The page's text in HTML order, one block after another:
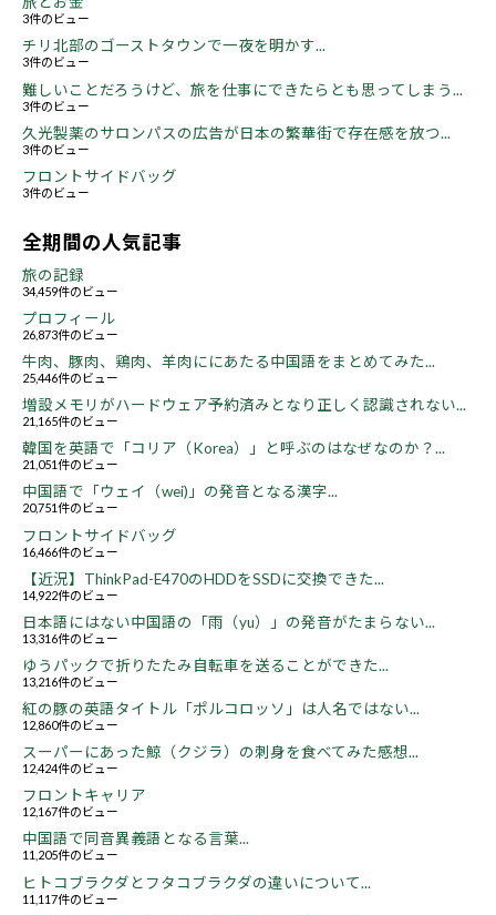
3件のビュー
チリ北部のゴーストタウンで一夜を明かす...
3件のビュー
難しいことだろうけど、旅を仕事にできたらとも思ってしまう...
3件のビュー
久光製薬のサロンパスの広告が日本の繁華街で存在感を放つ...
3件のビュー
フロントサイドバッグ
3件のビュー
全期間の人気記事
旅の記録
34,459件のビュー
プロフィール
26,873件のビュー
牛肉、豚肉、鶏肉、羊肉ににあたる中国語をまとめてみた...
25,446件のビュー
増設メモリがハードウェア予約済みとなり正しく認識されない...
21,165件のビュー
韓国を英語で「コリア（Korea）」と呼ぶのはなぜなのか？...
21,051件のビュー
中国語で「ウェイ（wei)」の発音となる漢字...
20,751件のビュー
フロントサイドバッグ
16,466件のビュー
【近況】ThinkPad-E470のHDDをSSDに交換できた...
14,922件のビュー
日本語にはない中国語の「雨（yu）」の発音がたまらない...
13,316件のビュー
ゆうパックで折りたたみ自転車を送ることができた...
13,216件のビュー
紅の豚の英語タイトル「ポルコロッソ」は人名ではない...
12,860件のビュー
スーパーにあった鯨（クジラ）の刺身を食べてみた感想...
12,424件のビュー
フロントキャリア
12,167件のビュー
中国語で同音異義語となる言葉...
11,205件のビュー
ヒトコブラクダとフタコブラクダの違いについて...
11,117件のビュー